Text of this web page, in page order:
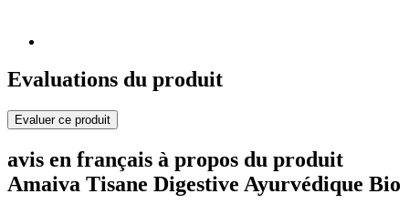
Evaluations du produit
Evaluer ce produit
avis en français à propos du produit
Amaiva Tisane Digestive Ayurvédique Bio